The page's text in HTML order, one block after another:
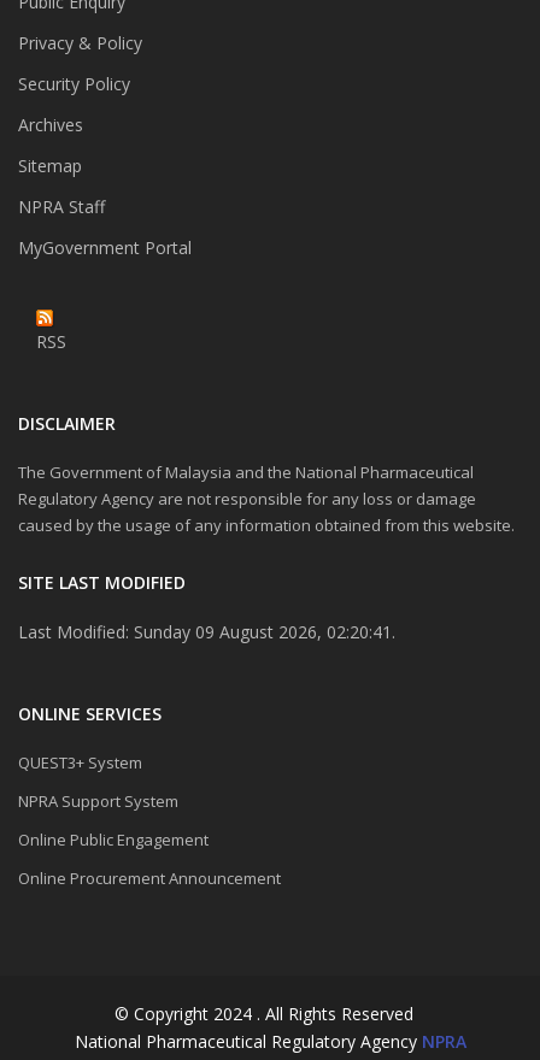
Privacy & Policy
Security Policy
Archives
Sitemap
NPRA Staff
MyGovernment Portal
RSS
DISCLAIMER
The Government of Malaysia and the National Pharmaceutical
Regulatory Agency are not responsible for any loss or damage
caused by the usage of any information obtained from this website.
SITE LAST MODIFIED
Last Modified: Sunday 09 August 2026, 02:20:41.
ONLINE SERVICES
QUEST3+ System
NPRA Support System
Online Public Engagement
Online Procurement Announcement
© Copyright 2024 . All Rights Reserved
National Pharmaceutical Regulatory Agency NPRA